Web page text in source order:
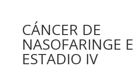
CÁNCER DE
NASOFARINGE
ESTADIO IV